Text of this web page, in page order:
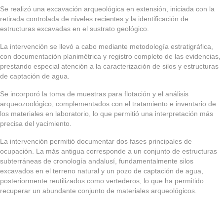
Se realizó una excavación arqueológica en extensión, iniciada con la
retirada controlada de niveles recientes y la identificación de
estructuras excavadas en el sustrato geológico.
La intervención se llevó a cabo mediante metodología estratigráfica,
con documentación planimétrica y registro completo de las evidencias,
prestando especial atención a la caracterización de silos y estructuras
de captación de agua.
Se incorporó la toma de muestras para flotación y el análisis
arqueozoológico, complementados con el tratamiento e inventario de
los materiales en laboratorio, lo que permitió una interpretación más
precisa del yacimiento.
La intervención permitió documentar dos fases principales de
ocupación. La más antigua corresponde a un conjunto de estructuras
subterráneas de cronología andalusí, fundamentalmente silos
excavados en el terreno natural y un pozo de captación de agua,
posteriormente reutilizados como vertederos, lo que ha permitido
recuperar un abundante conjunto de materiales arqueológicos.